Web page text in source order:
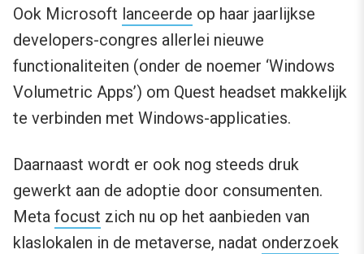
Ook Microsoft lanceerde op haar jaarlijkse
developers-congres allerlei nieuwe
functionaliteiten (onder de noemer ‘Windows
Volumetric Apps’) om Quest headset makkelijk
te verbinden met Windows-applicaties.
Daarnaast wordt er ook nog steeds druk
gewerkt aan de adoptie door consumenten.
Meta focust zich nu op het aanbieden van
klaslokalen in de metaverse, nadat onderzoek